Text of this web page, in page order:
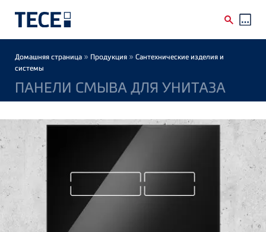
Breadcrumb
Домашняя страница » Продукция » Сантехнические изделия и
системы
ПАНЕЛИ СМЫВА ДЛЯ УНИТАЗА